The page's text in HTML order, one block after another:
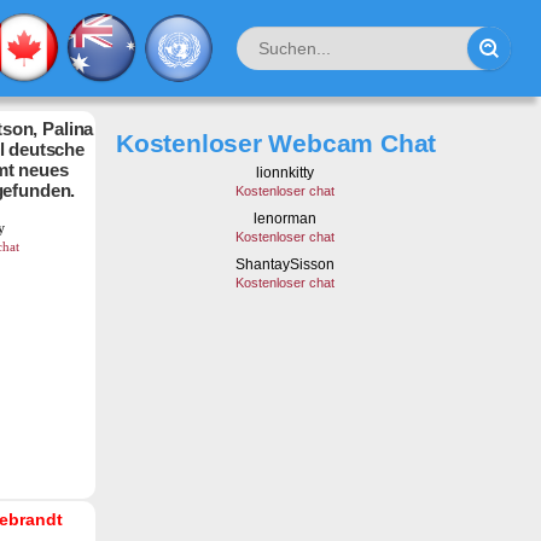
Palina
deutsche
neues
Kostenloser Webcam Chat